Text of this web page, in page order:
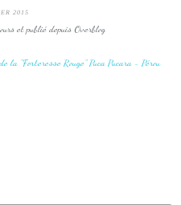
2015
et publié depuis Overblog